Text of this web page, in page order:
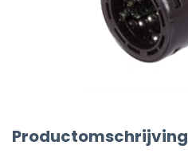
Productomschrijving